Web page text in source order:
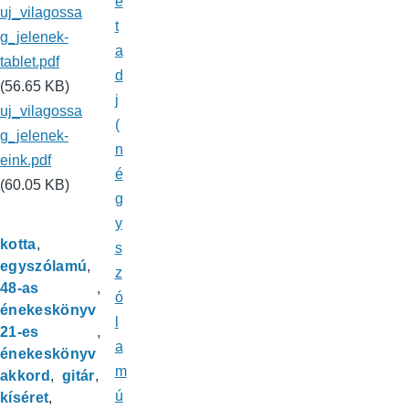
uj_vilagossa
g_jelenek-
tablet.pdf
(56.65 KB)
uj_vilagossa
g_jelenek-
eink.pdf
(60.05 KB)
kotta
egyszólamú
48-as
énekeskönyv
21-es
énekeskönyv
akkord
gitár
kíséret
t
a
d
j
(
n
é
g
y
s
z
ó
a
m
ú